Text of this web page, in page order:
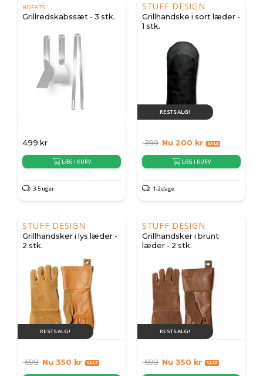
HÖFATS
Grillredskabssæt - 3 stk.
499 kr
LÆG I KURV
3-5 uger
STUFF DESIGN
Grillhandske i sort læder -
1 stk.
RESTSALG!
399 Nu 200 kr
LÆG I KURV
1-2 dage
STUFF DESIGN
Grillhandsker i lys læder -
2 stk.
RESTSALG!
699 Nu 350 kr
STUFF DESIGN
Grillhandsker i brunt
læder - 2 stk.
RESTSALG!
699 Nu 350 kr